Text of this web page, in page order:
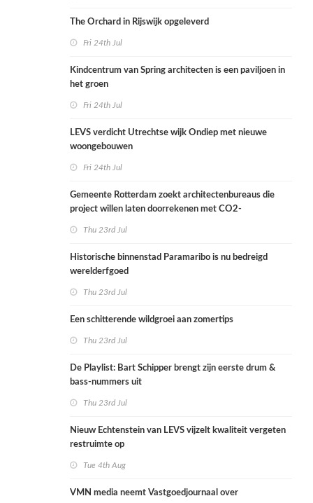
The Orchard in Rijswijk opgeleverd
Fri 24th Jul
Kindcentrum van Spring architecten is een paviljoen in
het groen
Fri 24th Jul
LEVS verdicht Utrechtse wijk Ondiep met nieuwe
woongebouwen
Fri 24th Jul
Gemeente Rotterdam zoekt architectenbureaus die
project willen laten doorrekenen met CO2-
Thu 23rd Jul
Historische binnenstad Paramaribo is nu bedreigd
werelderfgoed
Thu 23rd Jul
Een schitterende wildgroei aan zomertips
Thu 23rd Jul
De Playlist: Bart Schipper brengt zijn eerste drum &
bass-nummers uit
Thu 23rd Jul
Nieuw Echtenstein van LEVS vijzelt kwaliteit vergeten
restruimte op
Tue 4th Aug
VMN media neemt Vastgoedjournaal over